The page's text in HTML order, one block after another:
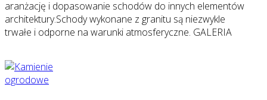
aranżację i dopasowanie schodów do innych elementów
architektury.Schody wykonane z granitu są niezwykle
trwałe i odporne na warunki atmosferyczne. GALERIA